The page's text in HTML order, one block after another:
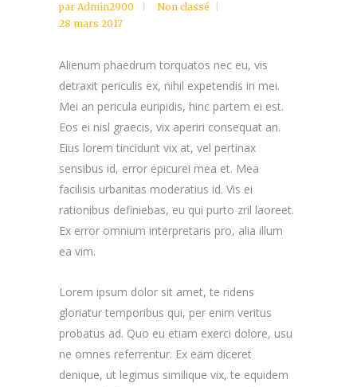
par Admin2900
Non classé
28 mars 2017
Alienum phaedrum torquatos nec eu, vis
detraxit periculis ex, nihil expetendis in mei.
Mei an pericula euripidis, hinc partem ei est.
Eos ei nisl graecis, vix aperiri consequat an.
Eius lorem tincidunt vix at, vel pertinax
sensibus id, error epicurei mea et. Mea
facilisis urbanitas moderatius id. Vis ei
rationibus definiebas, eu qui purto zril laoreet.
Ex error omnium interpretaris pro, alia illum
ea vim.
Lorem ipsum dolor sit amet, te ridens
gloriatur temporibus qui, per enim veritus
probatus ad. Quo eu etiam exerci dolore, usu
ne omnes referrentur. Ex eam diceret
denique, ut legimus similique vix, te equidem